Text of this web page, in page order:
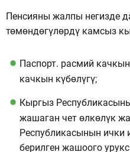
Пенсияны жалпы негизде
төмөндөгүлөрдү камсыз
Паспорт. расмий
качкын күбөлүгү;
Кыргыз
жашаган чет өлкөлүк
Республикасынын ички
берилген жашоого